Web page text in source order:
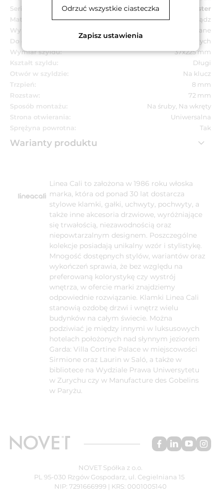
Seria:
Ester
Materiał:
Mosiądz
Wykończenie:
CR - chromowane
Do drzwi:
Wewnętrznych
Wymiar szyldu:
37x225 mm
Kształt szyldu:
Długi
Otwór w szyldzie:
Na klucz
Trzpień:
8 mm
Rozstaw:
72 mm
Sposób montażu:
Na śruby, Na wkręty
Strona otwierania:
Uniwersalna
Sprężyna powrotna:
Tak
Warianty produktu
Linea Cali to założona w 1986 roku włoska
marka, która od ponad 30 lat dostarcza
stylowe klamki, gałki, uchwyty, pochwyty, a
także inne akcesoria drzwiowe, wyróżniające
się trwałością, niezawodnością oraz
niepowtarzalnym designem. Poszczególne
kolekcje posiadają unikalny wzór i stylistykę.
Mnogość dostępnych stylów, wariantów oraz
wykończeń sprawia, że bez względu na
preferowaną kolorystykę czy wystrój
wnętrza, w ofercie marki znajdziemy
odpowiednie rozwiązanie. Klamki Linea Cali
stanowią ozdobę drzwi i wnętrz wielu
budynków na całym świecie. Można
podziwiać je między innymi w luksusowych
hotelach położonych nad słynnym jeziorem
Garda: Villa Cortine Palace w miejscowości
Sirmione oraz Laurin w Saló, a także w
bibliotece na Wydziale Prawa Uniwersytetu
w Zurychu czy w Manufacture des Gobelins
w Paryżu.
NOVET Spółka z o.o.
PL 95-030 Rzgów Gospodarz, ul. Cegielniana 15
NIP: 7291666999 | KRS: 0001005140
Odrzuć wszystkie ciasteczka
Zapisz ustawienia